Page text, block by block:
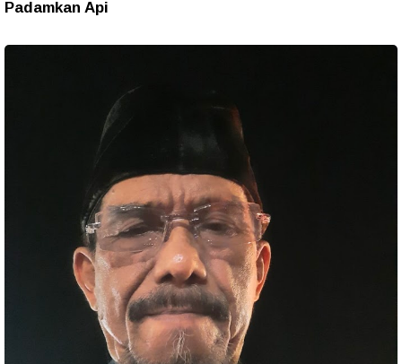
Padamkan Api